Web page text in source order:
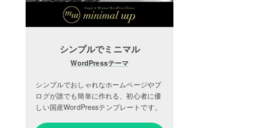
シンプルでミニマル
WordPressテーマ
シンプルでおしゃれなホームページやブ
ログが誰でも簡単に作れる、初心者に優
しい国産WordPressテンプレートです。